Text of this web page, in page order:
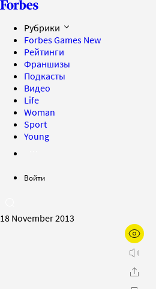
Рубрики
Forbes Games New
Рейтинги
Франшизы
Подкасты
Видео
Life
Woman
Sport
Young
Войти
18 November 2013